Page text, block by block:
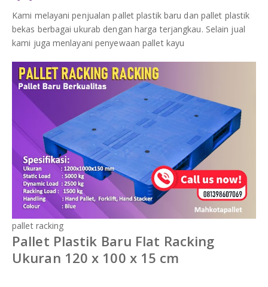
Kami melayani penjualan pallet plastik baru dan pallet plastik
bekas berbagai ukurab dengan harga terjangkau. Selain jual
kami juga menlayani penyewaan pallet kayu
pallet racking
Pallet Plastik Baru Flat Racking
Ukuran 120 x 100 x 15 cm